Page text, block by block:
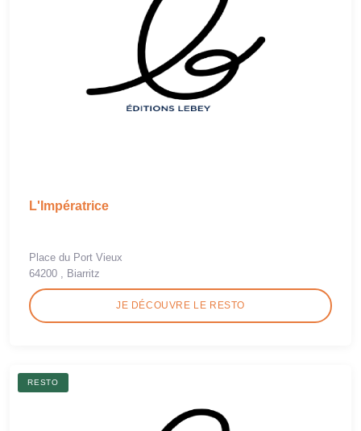
L'Impératrice
Place du Port Vieux
64200 , Biarritz
JE DÉCOUVRE LE RESTO
RESTO